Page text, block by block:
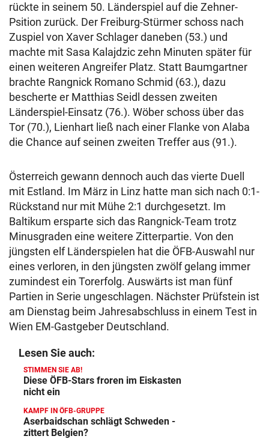
rückte in seinem 50. Länderspiel auf die Zehner-
Psition zurück. Der Freiburg-Stürmer schoss nach
Zuspiel von Xaver Schlager daneben (53.) und
machte mit Sasa Kalajdzic zehn Minuten später für
einen weiteren Angreifer Platz. Statt Baumgartner
brachte Rangnick Romano Schmid (63.), dazu
bescherte er Matthias Seidl dessen zweiten
Länderspiel-Einsatz (76.). Wöber schoss über das
Tor (70.), Lienhart ließ nach einer Flanke von Alaba
die Chance auf seinen zweiten Treffer aus (91.).
Österreich gewann dennoch auch das vierte Duell
mit Estland. Im März in Linz hatte man sich nach 0:1-
Rückstand nur mit Mühe 2:1 durchgesetzt. Im
Baltikum ersparte sich das Rangnick-Team trotz
Minusgraden eine weitere Zitterpartie. Von den
jüngsten elf Länderspielen hat die ÖFB-Auswahl nur
eines verloren, in den jüngsten zwölf gelang immer
zumindest ein Torerfolg. Auswärts ist man fünf
Partien in Serie ungeschlagen. Nächster Prüfstein ist
am Dienstag beim Jahresabschluss in einem Test in
Wien EM-Gastgeber Deutschland.
Lesen Sie auch:
STIMMEN SIE AB!
Diese ÖFB-Stars froren im Eiskasten
nicht ein
KAMPF IN ÖFB-GRUPPE
Aserbaidschan schlägt Schweden -
zittert Belgien?